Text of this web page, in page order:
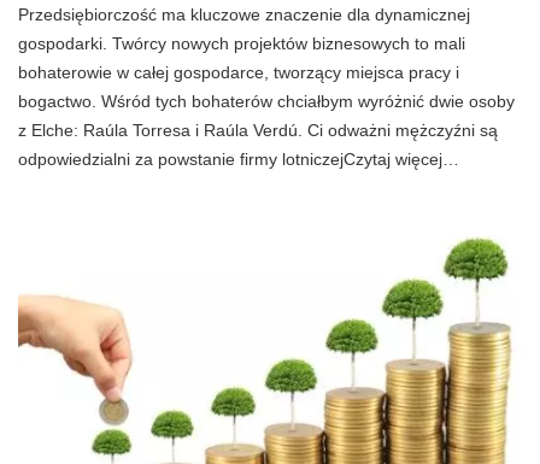
Przedsiębiorczość ma kluczowe znaczenie dla dynamicznej
gospodarki. Twórcy nowych projektów biznesowych to mali
bohaterowie w całej gospodarce, tworzący miejsca pracy i
bogactwo. Wśród tych bohaterów chciałbym wyróżnić dwie osoby
z Elche: Raúla Torresa i Raúla Verdú. Ci odważni mężczyźni są
odpowiedzialni za powstanie firmy lotniczejCzytaj więcej…